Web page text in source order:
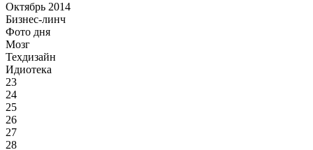
Октябрь 2014
Бизнес-линч
Фото дня
Мозг
Техдизайн
Идиотека
23
24
25
26
27
28